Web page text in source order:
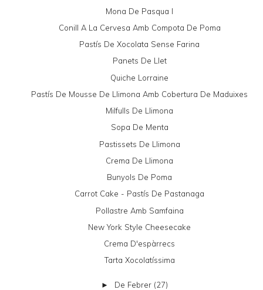
Mona De Pasqua I
Conill A La Cervesa Amb Compota De Poma
Pastís De Xocolata Sense Farina
Panets De Llet
Quiche Lorraine
Pastís De Mousse De Llimona Amb Cobertura De Maduixes
Milfulls De Llimona
Sopa De Menta
Pastissets De Llimona
Crema De Llimona
Bunyols De Poma
Carrot Cake - Pastís De Pastanaga
Pollastre Amb Samfaina
New York Style Cheesecake
Crema D'espàrrecs
Tarta Xocolatíssima
► De Febrer (27)